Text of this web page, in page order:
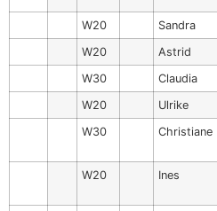
W20
Sandra
W20
Astrid
W30
Claudia
W20
Ulrike
W30
Christiane
W20
Ines